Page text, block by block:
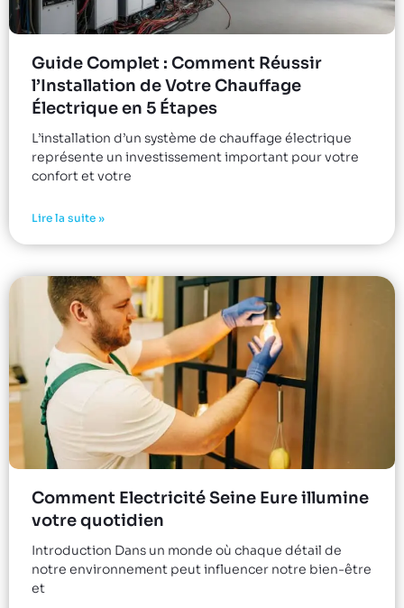
Guide Complet : Comment Réussir
l’Installation de Votre Chauffage
Électrique en 5 Étapes
L’installation d’un système de chauffage électrique
représente un investissement important pour votre
confort et votre
Lire la suite »
Comment Electricité Seine Eure illumine
votre quotidien
Introduction Dans un monde où chaque détail de
notre environnement peut influencer notre bien-être
et